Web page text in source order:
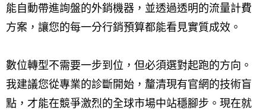
能自動帶進詢盤的外銷機器，並透過透明的流量計費
方案，讓您的每一分行銷預算都能看見實質成效。
數位轉型不需要一步到位，但必須選對起跑的方向。
我建議您從專業的診斷開始，釐清現有官網的技術盲
點，才能在競爭激烈的全球市場中站穩腳步。現在就